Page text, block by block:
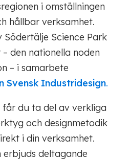
i omställningen
hållbar verksamhet.
Science Park
den nationella noden
– i samarbete
Svensk Industridesign.
får du ta del av verkliga
och designmetodik
i din verksamhet.
erbjuds deltagande